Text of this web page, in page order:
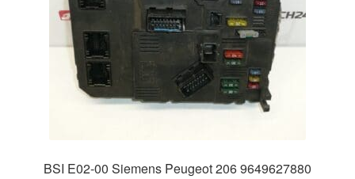
BSI E02-00 Siemens Peugeot 206 9649627880